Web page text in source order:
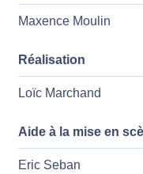
Maxence Moulin
Réalisation
Loïc Marchand
Aide à la mise en
Eric Seban